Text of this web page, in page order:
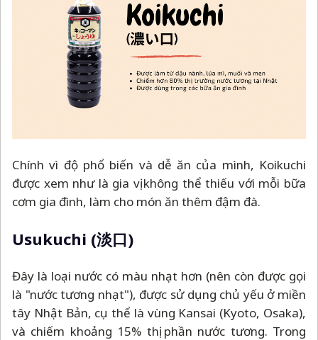
Chính vì độ phổ biến và dễ ăn của mình, Koikuchi
được xem như là gia vị không thể thiếu với mỗi bữa
cơm gia đình, làm cho món ăn thêm đậm đà.
Usukuchi (淡口)
Đây là loại nước có màu nhạt hơn (nên còn được gọi
là "nước tương nhạt"), được sử dụng chủ yếu ở miền
tây Nhật Bản, cụ thể là vùng Kansai (Kyoto, Osaka),
và chiếm khoảng 15% thị phần nước tương. Trong